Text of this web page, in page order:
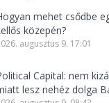
mehet csődbe
közepén?
augusztus 9. 17:01
Capital: nem
lesz nehéz dolga